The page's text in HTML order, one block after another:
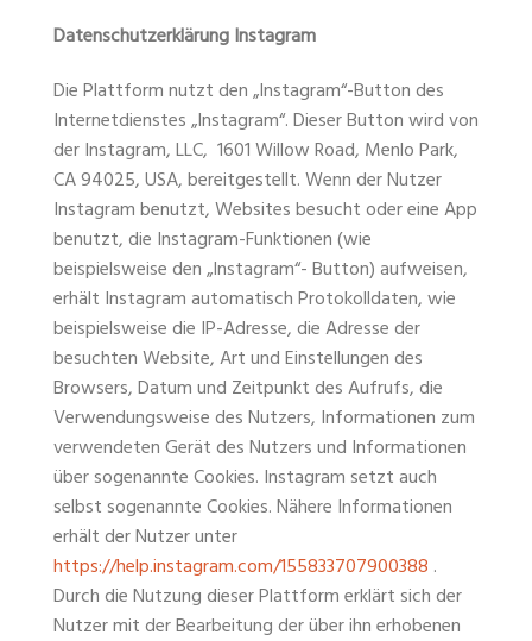
DatenschutzerklärungInstagram
Die Plattform nutzt den „Instagram“-Button des
Internetdienstes „Instagram“. Dieser Button wird von
der Instagram, LLC, 1601 Willow Road, Menlo Park,
CA 94025, USA, bereitgestellt. Wenn der Nutzer
Instagram benutzt, Websites besucht oder eine App
benutzt, die Instagram-Funktionen (wie
beispielsweise den „Instagram“- Button) aufweisen,
erhält Instagram automatisch Protokolldaten, wie
beispielsweise die IP-Adresse, die Adresse der
besuchten Website, Art und Einstellungen des
Browsers, Datum und Zeitpunkt des Aufrufs, die
Verwendungsweise des Nutzers, Informationen zum
verwendeten Gerät des Nutzers und Informationen
über sogenannte Cookies. Instagram setzt auch
selbst sogenannte Cookies. Nähere Informationen
erhält der Nutzer unter
https://help.instagram.com/155833707900388 .
Durch die Nutzung dieser Plattform erklärt sich der
Nutzer mit der Bearbeitung der über ihn erhobenen